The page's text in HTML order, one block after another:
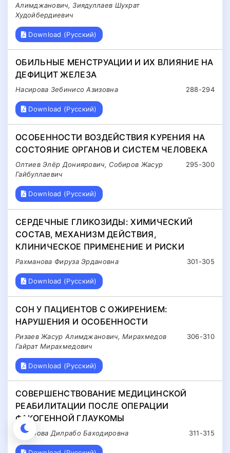
Алимджанович, Зиядуллаев Шухрат
Худойбердиевич
Download (Русский)
ОБИЛЬНЫЕ МЕНСТРУАЦИИ И ИХ ВЛИЯНИЕ НА
ДЕФИЦИТ ЖЕЛЕЗА
288-294
Насирова Зебинисо Азизовна
Download (Русский)
ОСОБЕННОСТИ ВОЗДЕЙСТВИЯ КУРЕНИЯ НА
СОСТОЯНИЕ ОРГАНОВ И СИСТЕМ ЧЕЛОВЕКА
295-300
Олтиев Элёр Дониярович, Собиров Жасур
Гайбуллаевич
Download (Русский)
СЕРДЕЧНЫЕ ГЛИКОЗИДЫ: ХИМИЧЕСКИЙ
СОСТАВ, МЕХАНИЗМ ДЕЙСТВИЯ,
КЛИНИЧЕСКОЕ ПРИМЕНЕНИЕ И РИСКИ
301-305
Рахманова Фируза Эрдановна
Download (Русский)
СОН У ПАЦИЕНТОВ С ОЖИРЕНИЕМ:
НАРУШЕНИЯ И ОСОБЕННОСТИ
306-310
Ризаев Жасур Алимджанович, Мирахмедов
Гайрат Мирахмедович
Download (Русский)
СОВЕРШЕНСТВОВАНИЕ МЕДИЦИНСКОЙ
РЕАБИЛИТАЦИИ ПОСЛЕ ОПЕРАЦИИ
ФАКОГЕННОЙ ГЛАУКОМЫ
311-315
Сабирова Дилрабо Баходировна